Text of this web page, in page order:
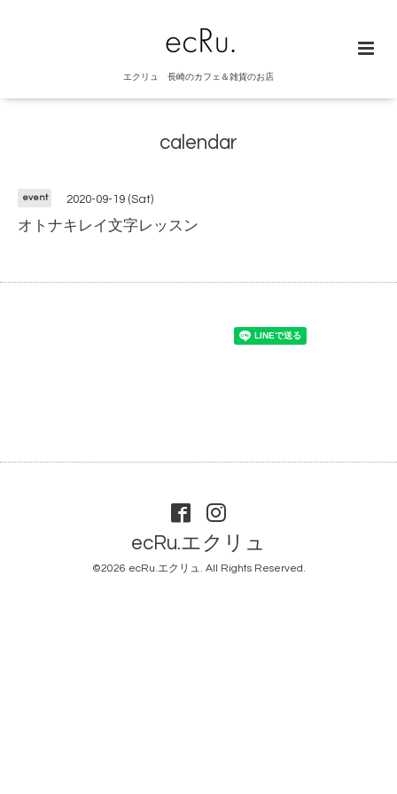
エクリュ 長崎のカフェ＆雑貨のお店
calendar
event 2020-09-19 (Sat)
オトナキレイ文字レッスン
ecRu.エクリュ
©2026 ecRu.エクリュ. All Rights Reserved.